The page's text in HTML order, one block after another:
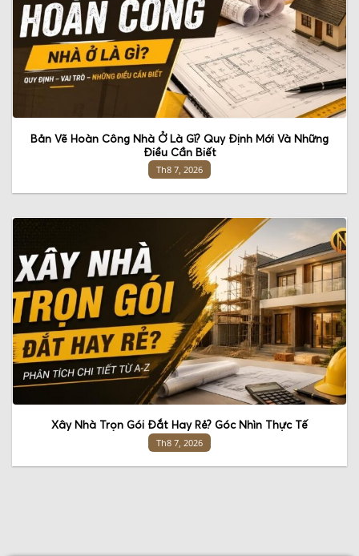
Bản Vẽ Hoàn Công Nhà Ở Là Gì? Quy Định Mới Và Những
Điều Cần Biết
Th8 7, 2026
Xây Nhà Trọn Gói Đắt Hay Rẻ? Góc Nhìn Thực Tế
Th8 7, 2026